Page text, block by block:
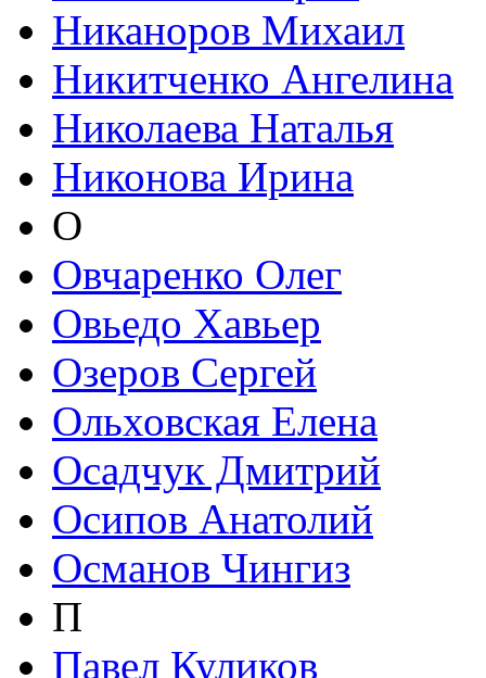
Никаноров Михаил
Никитченко Ангелина
Николаева Наталья
Никонова Ирина
О
Овчаренко Олег
Овьедо Хавьер
Озеров Сергей
Ольховская Елена
Осадчук Дмитрий
Осипов Анатолий
Османов Чингиз
П
Павел Куликов